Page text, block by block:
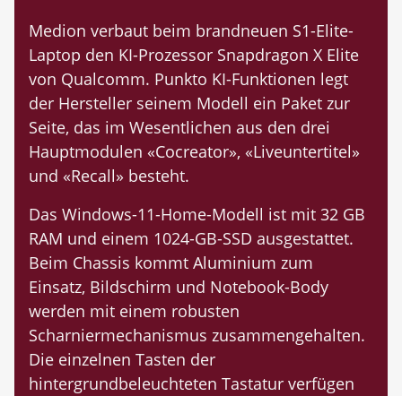
Medion verbaut beim brandneuen S1-Elite-
Laptop den KI-Prozessor Snapdragon X Elite
von Qualcomm. Punkto KI-Funktionen legt
der Hersteller seinem Modell ein Paket zur
Seite, das im Wesentlichen aus den drei
Hauptmodulen «Cocreator», «Liveuntertitel»
und «Recall» besteht.
Das Windows-11-Home-Modell ist mit 32 GB
RAM und einem 1024-GB-SSD ausgestattet.
Beim Chassis kommt Aluminium zum
Einsatz, Bildschirm und Notebook-Body
werden mit einem robusten
Scharniermechanismus zusammengehalten.
Die einzelnen Tasten der
hintergrundbeleuchteten Tastatur verfügen